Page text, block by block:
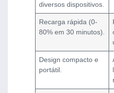
diversos dispositivos.
Recarga rápida (0-
80% em 30 minutos).
Design compacto e
portátil.